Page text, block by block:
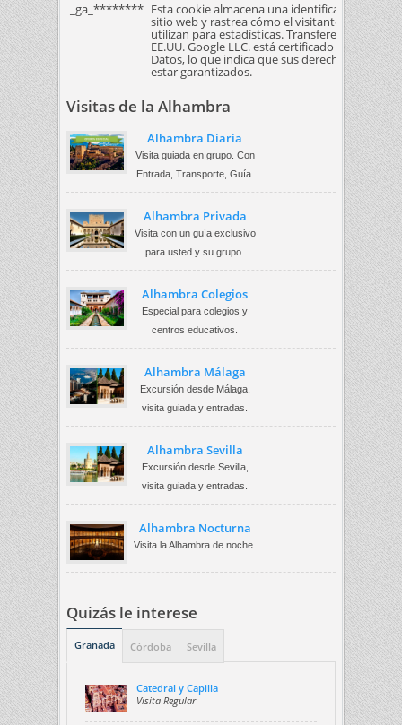
_ga_******** Esta cookie almacena una identificación única
sitio web y rastrea cómo el visitante utiliza el
utilizan para estadísticas. Transferencia de
EE.UU. Google LLC. está certificado bajo el
Datos, lo que indica que sus derechos como
estar garantizados.
Visitas de la Alhambra
Alhambra Diaria
Visita guiada en grupo. Con
Entrada, Transporte, Guía.
Alhambra Privada
Visita con un guía exclusivo
para usted y su grupo.
Alhambra Colegios
Especial para colegios y
centros educativos.
Alhambra Málaga
Excursión desde Málaga,
visita guiada y entradas.
Alhambra Sevilla
Excursión desde Sevilla,
visita guiada y entradas.
Alhambra Nocturna
Visita la Alhambra de noche.
Quizás le interese
Granada Córdoba Sevilla
Catedral y Capilla
Visita Regular